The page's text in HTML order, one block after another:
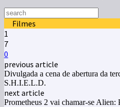
Filmes
1
7
0
previous article
Divulgada a cena de abertura da
S.H.I.E.L.D.
next article
Prometheus 2 vai chamar-se Alien: